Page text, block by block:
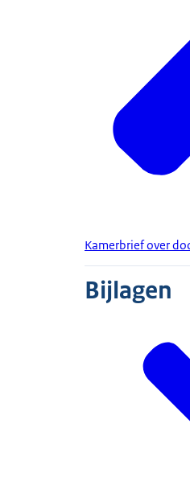
Kamerbrief over
Bijlagen